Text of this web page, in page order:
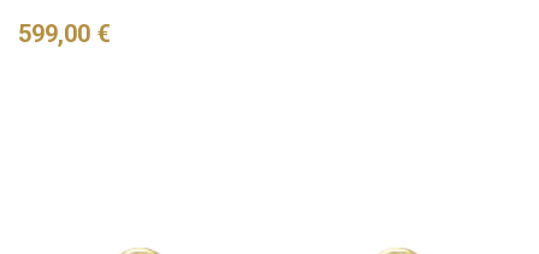
Preis
599,00 €